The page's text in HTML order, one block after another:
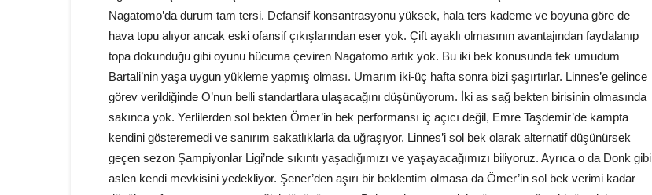
Nagatomo’da durum tam tersi. Defansif konsantrasyonu yüksek, hala ters kademe ve boyuna göre de
hava topu alıyor ancak eski ofansif çıkışlarından eser yok. Çift ayaklı olmasının avantajından faydalanıp
topa dokunduğu gibi oyunu hücuma çeviren Nagatomo artık yok. Bu iki bek konusunda tek umudum
Bartali’nin yaşa uygun yükleme yapmış olması. Umarım iki-üç hafta sonra bizi şaşırtırlar. Linnes’e gelince
görev verildiğinde O’nun belli standartlara ulaşacağını düşünüyorum. İki as sağ bekten birisinin olmasında
sakınca yok. Yerlilerden sol bekten Ömer’in bek performansı iç açıcı değil, Emre Taşdemir’de kampta
kendini gösteremedi ve sanırım sakatlıklarla da uğraşıyor. Linnes’i sol bek olarak alternatif düşünürsek
geçen sezon Şampiyonlar Ligi’nde sıkıntı yaşadığımızı ve yaşayacağımızı biliyoruz. Ayrıca o da Donk gibi
aslen kendi mevkisini yedekliyor. Şener’den aşırı bir beklentim olmasa da Ömer’in sol bek verimi kadar